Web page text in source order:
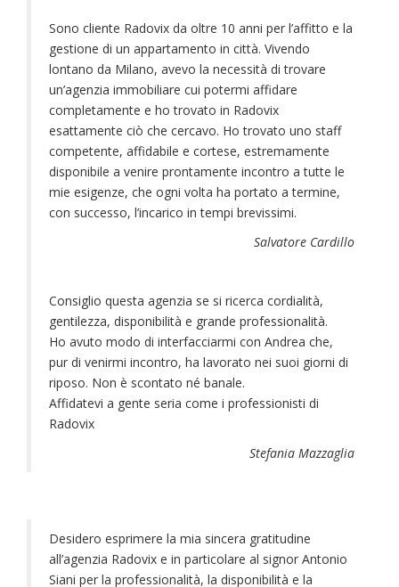
Sono cliente Radovix da oltre 10 anni per l’affitto e la
gestione di un appartamento in città. Vivendo
lontano da Milano, avevo la necessità di trovare
un’agenzia immobiliare cui potermi affidare
completamente e ho trovato in Radovix
esattamente ciò che cercavo. Ho trovato uno staff
competente, affidabile e cortese, estremamente
disponibile a venire prontamente incontro a tutte le
mie esigenze, che ogni volta ha portato a termine,
con successo, l’incarico in tempi brevissimi.
Salvatore Cardillo
Consiglio questa agenzia se si ricerca cordialità,
gentilezza, disponibilità e grande professionalità.
Ho avuto modo di interfacciarmi con Andrea che,
pur di venirmi incontro, ha lavorato nei suoi giorni di
riposo. Non è scontato né banale.
Affidatevi a gente seria come i professionisti di
Radovix
Stefania Mazzaglia
Desidero esprimere la mia sincera gratitudine
all’agenzia Radovix e in particolare al signor Antonio
Siani per la professionalità, la disponibilità e la